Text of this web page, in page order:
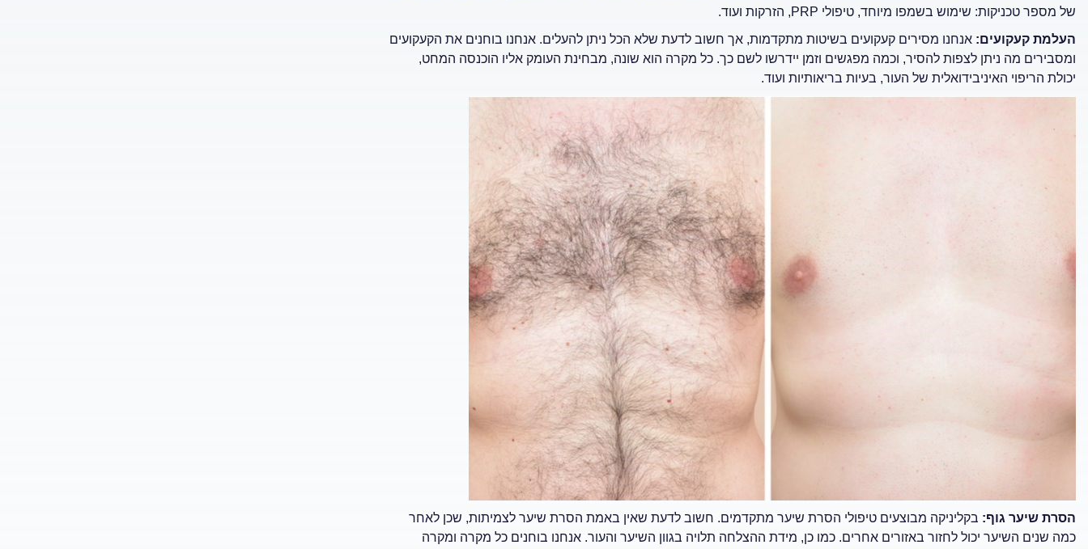
של מספר טכניקות: שימוש בשמפו מיוחד, טיפולי PRP, הזרקות ועוד.
העלמת קעקועים: אנחנו מסירים קעקועים בשיטות מתקדמות, אך חשוב לדעת שלא הכל ניתן להעלים. אנחנו בוחנים את הקעקועים
ומסבירים מה ניתן לצפות להסיר, וכמה מפגשים וזמן יידרשו לשם כך. כל מקרה הוא שונה, מבחינת העומק אליו הוכנסה המחט,
יכולת הריפוי האיניבידואלית של העור, בעיות בריאותיות ועוד.
הסרת שיער גוף: בקליניקה מבוצעים טיפולי הסרת שיער מתקדמים. חשוב לדעת שאין באמת הסרת שיער לצמיתות, שכן לאחר
כמה שנים השיער יכול לחזור באזורים אחרים. כמו כן, מידת ההצלחה תלויה בגוון השיער והעור. אנחנו בוחנים כל מקרה ומקרה